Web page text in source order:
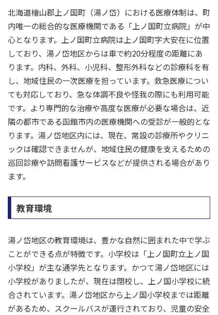
北海道檜山郡上ノ国町（湯ノ岱）における医療体制は、町
内唯一の総合的な医療機関である「上ノ国町立病院」が中
心となります。上ノ国町立病院は上ノ国町字大安在に位置
しており、湯ノ岱地区からは車で約20分程度の距離にあ
ります。内科、外科、小児科、整形外科などの診療科を有
し、地域住民の一次医療を担っています。救急医療につい
ても対応しており、急な体調不良や怪我の際にも利用可能
です。より専門的な治療や高度な医療が必要な場合は、近
隣の都市である函館市内の医療機関への受診が一般的とな
ります。湯ノ岱地区内には、現在、常設の診療所やクリニ
ックは確認できませんが、地域住民の健康を支えるための
巡回診療や訪問看護サービスなどが提供される場合があり
ます。
教育環境
湯ノ岱地区の教育環境は、豊かな自然に囲まれた中で学ぶ
ことができる点が特徴です。小学校は「上ノ国町立上ノ国
小学校」が主な通学先となります。かつて湯ノ岱地区には
小学校がありましたが、現在は閉校し、上ノ国小学校に統
合されています。湯ノ岱地区から上ノ国小学校までは距離
があるため、スクールバスが運行されており、児童の安全